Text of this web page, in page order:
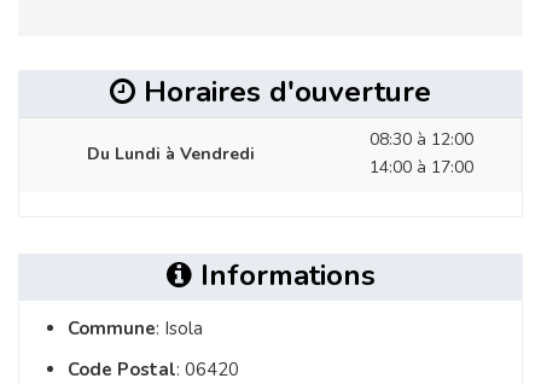
Horaires d'ouverture
Du Lundi à Vendredi
08:30 à 12:00
14:00 à 17:00
Informations
Commune: Isola
Code Postal: 06420